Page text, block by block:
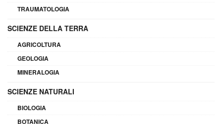
TRAUMATOLOGIA
SCIENZE DELLA TERRA
AGRICOLTURA
GEOLOGIA
MINERALOGIA
SCIENZE NATURALI
BIOLOGIA
BOTANICA